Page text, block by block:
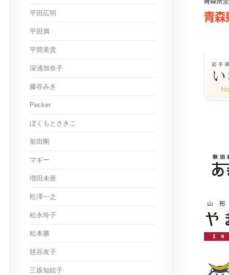
平田広明
平田満
平間美貴
深浦加奈子
藤谷みき
Pecker
ぼくもとさきこ
前田剛
マギー
増田未亜
松澤一之
松永玲子
松本勝
毬谷友子
三坂知絵子